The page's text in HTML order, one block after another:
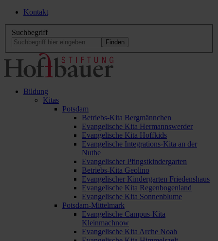
Kontakt
Suchbegriff
Bildung
Kitas
Potsdam
Betriebs-Kita Bergmännchen
Evangelische Kita Hermannswerder
Evangelische Kita Hoffkids
Evangelische Integrations-Kita an der
Nuthe
Evangelischer Pfingstkindergarten
Betriebs-Kita Geolino
Evangelischer Kindergarten Friedenshaus
Evangelische Kita Regenbogenland
Evangelische Kita Sonnenblume
Potsdam-Mittelmark
Evangelische Campus-Kita
Kleinmachnow
Evangelische Kita Arche Noah